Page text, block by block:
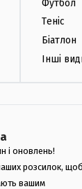
Футбол
Теніс
Біатлон
Інші
і оновлень!
розсилок, щоб
вашим